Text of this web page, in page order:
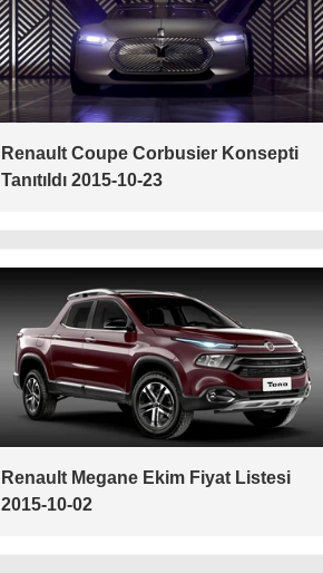
Renault Coupe Corbusier Konsepti
Tanıtıldı 2015-10-23
Renault Megane Ekim Fiyat Listesi
2015-10-02